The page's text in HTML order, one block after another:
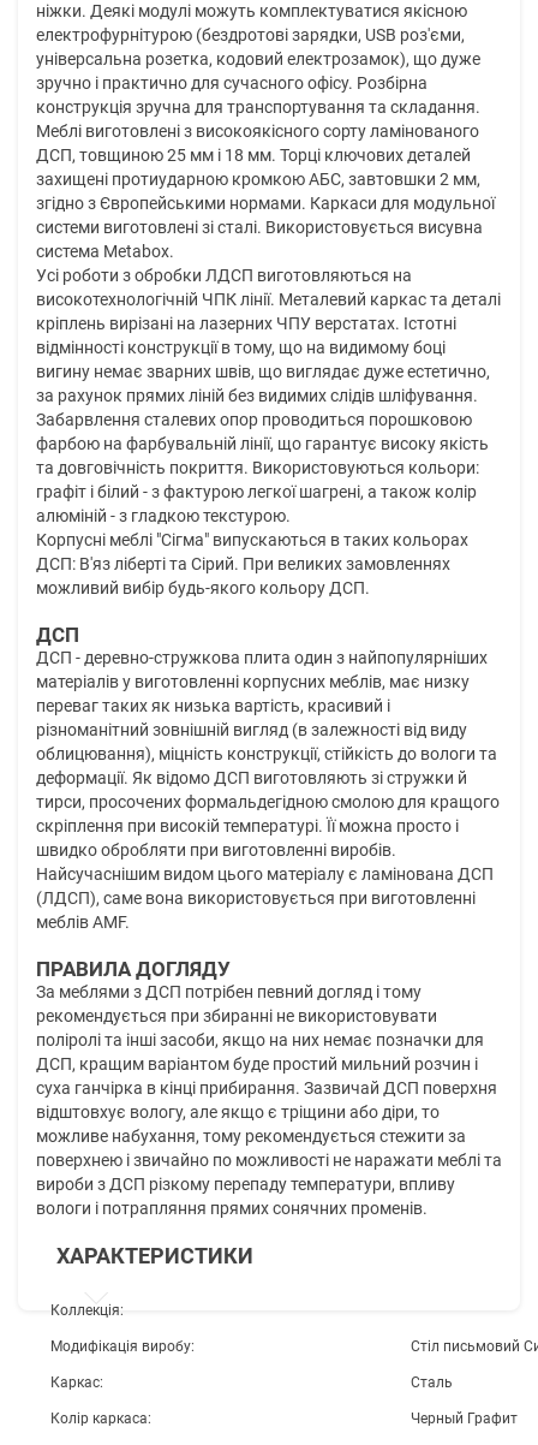
ніжки. Деякі модулі можуть комплектуватися якісною
електрофурнітурою (бездротові зарядки, USB роз'єми,
універсальна розетка, кодовий електрозамок), що дуже
зручно і практично для сучасного офісу. Розбірна
конструкція зручна для транспортування та складання.
Меблі виготовлені з високоякісного сорту ламінованого
ДСП, товщиною 25 мм і 18 мм. Торці ключових деталей
захищені протиударною кромкою AБС, завтовшки 2 мм,
згідно з Європейськими нормами. Каркаси для модульної
системи виготовлені зі сталі. Використовується висувна
система Metabox.
Усі роботи з обробки ЛДСП виготовляються на
високотехнологічній ЧПК лінії. Металевий каркас та деталі
кріплень вирізані на лазерних ЧПУ верстатах. Істотні
відмінності конструкції в тому, що на видимому боці
вигину немає зварних швів, що виглядає дуже естетично,
за рахунок прямих ліній без видимих слідів шліфування.
Забарвлення сталевих опор проводиться порошковою
фарбою на фарбувальній лінії, що гарантує високу якість
та довговічність покриття. Використовуються кольори:
графіт і білий - з фактурою легкої шагрені, а також колір
алюміній - з гладкою текстурою.
Корпусні меблі "Сігма" випускаються в таких кольорах
ДСП: В'яз ліберті та Сірий. При великих замовленнях
можливий вибір будь-якого кольору ДСП.
ДСП
ДСП - деревно-стружкова плита один з найпопулярніших
матеріалів у виготовленні корпусних меблів, має низку
переваг таких як низька вартість, красивий і
різноманітний зовнішній вигляд (в залежності від виду
облицювання), міцність конструкції, стійкість до вологи та
деформації. Як відомо ДСП виготовляють зі стружки й
тирси, просочених формальдегідною смолою для кращого
скріплення при високій температурі. Її можна просто і
швидко обробляти при виготовленні виробів.
Найсучаснішим видом цього матеріалу є ламінована ДСП
(ЛДСП), саме вона використовується при виготовленні
меблів AMF.
ПРАВИЛА ДОГЛЯДУ
За меблями з ДСП потрібен певний догляд і тому
рекомендується при збиранні не використовувати
поліролі та інші засоби, якщо на них немає позначки для
ДСП, кращим варіантом буде простий мильний розчин і
суха ганчірка в кінці прибирання. Зазвичай ДСП поверхня
відштовхує вологу, але якщо є тріщини або діри, то
можливе набухання, тому рекомендується стежити за
поверхнею і звичайно по можливості не наражати меблі та
вироби з ДСП різкому перепаду температури, впливу
вологи і потрапляння прямих сонячних променів.
ХАРАКТЕРИСТИКИ
Коллекція:
Модифікація виробу: Стіл письмовий
Каркас: Сталь
Колір каркаса: Черный Графит